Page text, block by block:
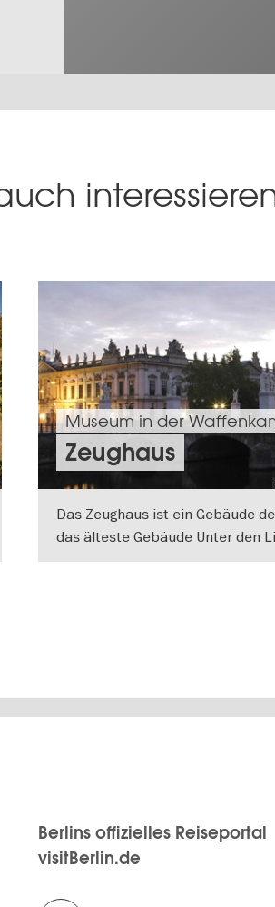
Museum in der
Zeughaus
Das Zeughaus ist ein Gebäude
das älteste Gebäude Unter den
bedeutendste Barockbau
Berlins offizielles Reiseportal
visitBerlin.de